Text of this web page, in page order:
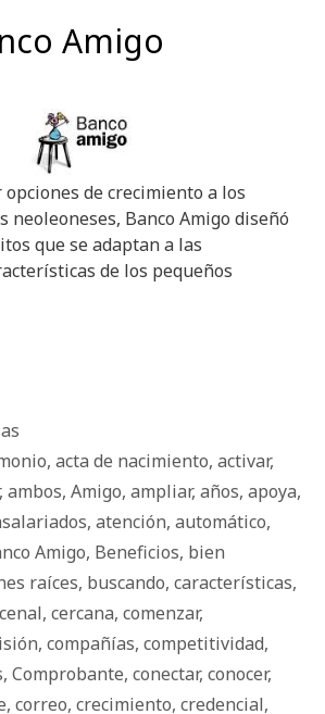
Amigo
de crecimiento a los
neoleoneses, Banco Amigo diseñó
que se adaptan a las
de los pequeños
, acta de nacimiento, activar,
, ambos, Amigo, ampliar, años, apoya,
, atención, automático,
Amigo, Beneficios, bien
raíces, buscando, características,
, cercana, comenzar,
, compañías, competitividad,
, Comprobante, conectar, conocer,
, correo, crecimiento, credencial,